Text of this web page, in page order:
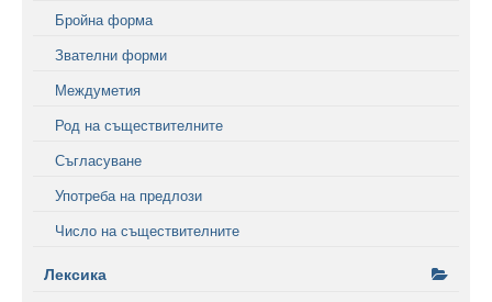
Бройна форма
Звателни форми
Междуметия
Род на съществителните
Съгласуване
Употреба на предлози
Число на съществителните
Лексика